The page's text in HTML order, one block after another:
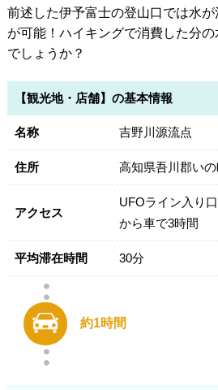
前述した伊予富士の登山口では水
が可能！ハイキングで消費した分
でしょうか？
【観光地・店舗】の基本情報
名称 吉野川源流点
住所 高知県吾川郡いの
アクセス
UFOライン入り
から車で3時間
平均滞在時間 30分
約1時間